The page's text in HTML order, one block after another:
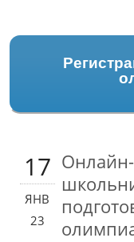
17
ЯНВ
23